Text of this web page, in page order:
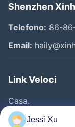
Shenzhen
Telefono: 86-
Email:
Link Veloci
Casa.
ProdottiJessi Xu